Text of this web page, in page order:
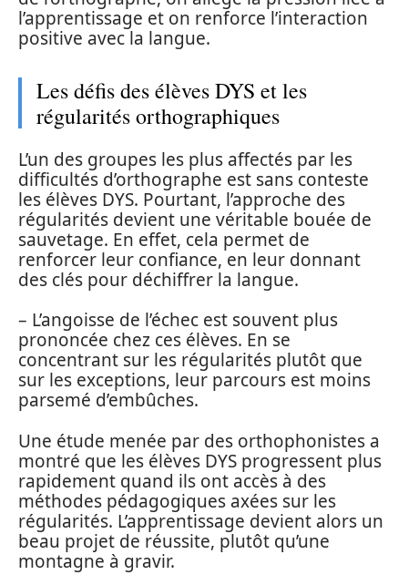
l’apprentissage et on renforce l’interaction
positive avec la langue.
Les défis des élèves DYS et les
régularités orthographiques
L’un des groupes les plus affectés par les
difficultés d’orthographe est sans conteste
les élèves DYS. Pourtant, l’approche des
régularités devient une véritable bouée de
sauvetage. En effet, cela permet de
renforcer leur confiance, en leur donnant
des clés pour déchiffrer la langue.
– L’angoisse de l’échec est souvent plus
prononcée chez ces élèves. En se
concentrant sur les régularités plutôt que
sur les exceptions, leur parcours est moins
parsemé d’embûches.
Une étude menée par des orthophonistes a
montré que les élèves DYS progressent plus
rapidement quand ils ont accès à des
méthodes pédagogiques axées sur les
régularités. L’apprentissage devient alors un
beau projet de réussite, plutôt qu’une
montagne à gravir.